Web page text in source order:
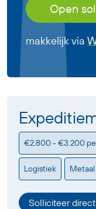
Open
makkelijk via
€2.800 - €3.200
Logistiek Metaal
Solliciteer direct